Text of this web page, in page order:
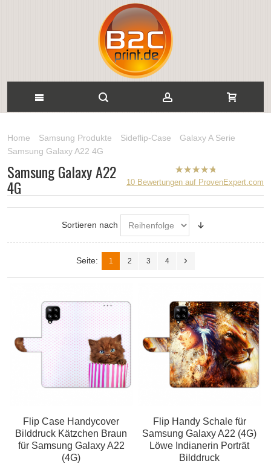
Home Samsung Produkte Sideflip-Case
Galaxy A Serie
Samsung Galaxy A22 4G
B2CPrint
Sternen |
10 Bewertungen auf ProvenExpert.com
Samsung Galaxy A22
4G
Sortieren nach
Seite: 1 2 3 4
Flip Case Handycover
Bilddruck Kätzchen Braun
für Samsung Galaxy A22
(4G)
Flip Handy Schale für
Samsung Galaxy A22 (4G)
Löwe Indianerin Porträt
Bilddruck